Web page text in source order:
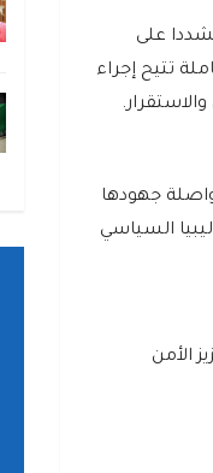
على
تتيح إجراء
جهودها
السياسي
الأمن